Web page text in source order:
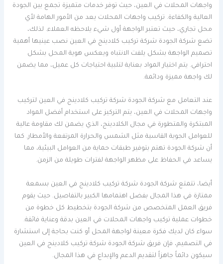
واجهات المحلات في العين، حيث توفر خدمات متميزة تجمع بين الجودة
العالية والكفاءة. تركيب واجهات المحلات يعد من الأمور الهامة لأي
محل تجاري، حيث تعتبر الواجهة أول شيء يلاحظه العملاء. لذلك،
تضع شركة الجودة شركة تركيب كلادينج في العين نصب عينيها أهمية
تصميم الواجهة بشكل يلفت الانتباه ويعكس هوية المحل بشكل
احترافي. يتم اختيار المواد بعناية لتلبية احتياجات كل عميل، مما يضمن
لك واجهة مميزة ودائمة.
عند التعامل مع شركة الجودة شركة تركيب كلادينج في العين لتركيب
واجهات المحلات في العين، يتم التركيز على استخدام أفضل المواد
المبتكرة والمتطورة في مجال الكلادينج، الذي يضمن لك مقاومة عالية
للعوامل الجوية القاسية مثل الشمس والحرارة المرتفعة والأمطار. كما
أن شركة الجودة تهتم بتوفير طبقات حماية من العوامل البيئية، مما
يساعد في الحفاظ على مظهر الواجهة لفترات طويلة من الزمن.
أيضا، تتمتع شركة الجودة شركة تركيب كلادينج في العين بسمعة
ممتازة في هذا المجال بفضل اهتمامها الكبير بالتفاصيل. حيث يقوم
فريق العمل المتخصص من شركة الجودة بتخطيط كل خطوة من
خطوات عملية تركيب واجهات المحلات في العين بدقة وعناية فائقة.
سواء كان لديك فكرة معينة لواجهة المحل أو كنت بحاجة إلى استشارة
في التصميم، فإن فريق شركة الجودة شركة تركيب كلادينج في العين
سيكون دائماً جاهزاً لتقديم الدعم والإبداع في هذا المجال.